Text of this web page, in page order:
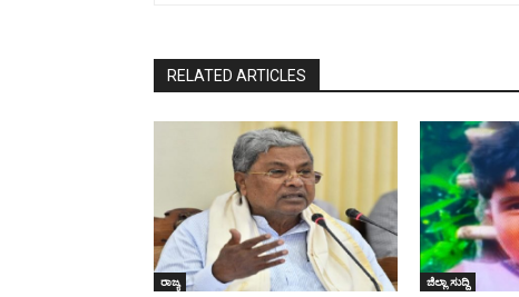
RELATED ARTICLES
ರಾಜ್ಯ ಜಿಲ್ಲಾ ಸುದ್ದಿ